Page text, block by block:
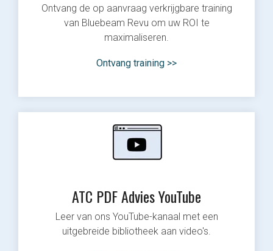
Ontvang de op aanvraag verkrijgbare training
van Bluebeam Revu om uw ROI te
maximaliseren.
Ontvang training >>
ATC PDF Advies YouTube
Leer van ons YouTube-kanaal met een
uitgebreide bibliotheek aan video's.